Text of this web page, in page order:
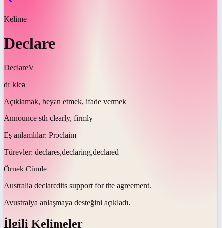
Kelime
Declare
DeclareV
dɪˈkleə
Açıklamak, beyan etmek, ifade vermek
Announce sth clearly, firmly
Eş anlamlılar: Proclaim
Türevler: declares,declaring,declared
Örnek Cümle
Australia declaredits support for the agreement.
Avustralya anlaşmaya desteğini açıkladı.
İlgili Kelimeler